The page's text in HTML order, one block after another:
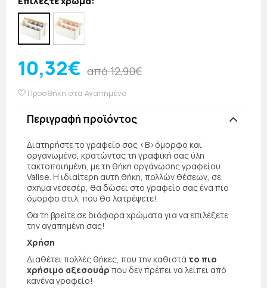
10,32€ από 12,90€
Προσθήκη στα Αγαπημένα
Περιγραφή προϊόντος
Διατηρήστε το γραφείο σας <Β>όμορφο και
οργανωμένο, κρατώντας τη γραφική σας ύλη
τακτοποιημένη, με τη θήκη οργάνωσης γραφείου
Valise. Η ιδιαίτερη αυτή θήκη, πολλών θέσεων, σε
σχήμα νεσεσέρ, θα δώσει στο γραφείο σας ένα πιο
όμορφο στιλ, που θα λατρέψετε!
Θα τη βρείτε σε διάφορα χρώματα για να επιλέξετε
την αγαπημένη σας!
Χρήση
Διαθέτει πολλές θήκες, που την καθιστά το πιο
χρήσιμο αξεσουάρ που δεν πρέπει να λείπει από
κανένα γραφείο!